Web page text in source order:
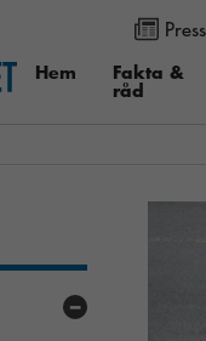
på sidan. Du
och Firefox
Hem
Fakta &
råd